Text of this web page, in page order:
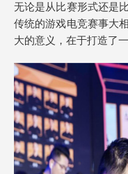
无论是从比赛形式还是
传统的游戏电竞赛事大
大的意义，在于打造了